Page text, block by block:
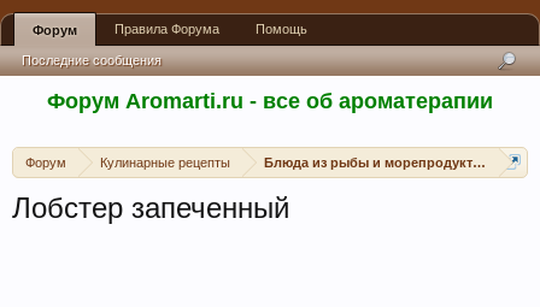
Форум Aromarti.ru - все об ароматерапии
Форум Кулинарные рецепты Блюда из рыбы и морепродуктов
Лобстер запеченный
Форум
Последние сообщения
Правила Форума Помощь